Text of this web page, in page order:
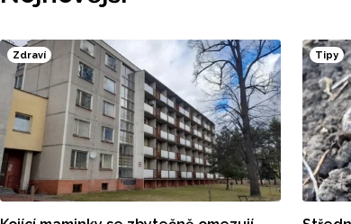
Zdraví Tipy